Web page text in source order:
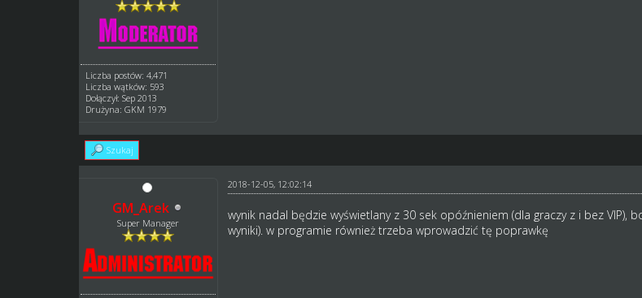
Liczba postów: 4,471
Liczba wątków: 593
Dołączył: Sep 2013
Drużyna: GKM 1979
Szukaj
GM_Arek
Super Manager
2018-12-05, 12:02:14
wynik nadal będzie wyświetlany z 30 sek opóźnieniem (dla graczy z i bez
wyniki). w programie również trzeba wprowadzić tę poprawkę